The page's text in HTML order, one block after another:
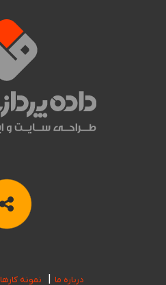
درباره ما نمونه کارها